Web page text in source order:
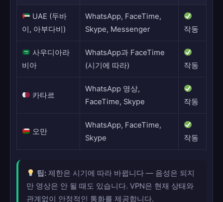
UAE (두바
이, 아부다비)
WhatsApp, FaceTime,
Skype, Messenger
작동
사우디아라
비아
WhatsApp과 FaceTime
(시기에 따라)
작동
카타르
WhatsApp 영상,
FaceTime, Skype
작동
오만
WhatsApp, FaceTime,
Skype
작동
팁:제한은 시기에 따라 바뀝니다 — 음성은 되지
만 영상은 안 될 때도 있습니다. VPN은 현재 상태와
관계없이 안정적인 통화를 제공합니다.